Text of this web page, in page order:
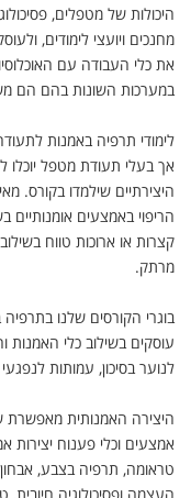
היכולות של מטפלים,
מחנכים ויועצי לימודים,
את כלי העבודה עם
במערכות השונות בהם הם
לימודי תרפיה באמנות
אך בעלי תעודת מטפל
היצירתיים שילמדו בקורס.
הריפוי באמצעים אומנותיים
קצרות או ארוכות טווח
מרתק.
בוגרי הקורסים שלנו בתרפיה
עוסקים בשילוב כלי האמנות
לנוער בסיכון, עמותות
היצירה האמנותית מאפשרת
אמצעים וכלי פענוח יצירות
טראומה, תרפיה בצבע, אבחון